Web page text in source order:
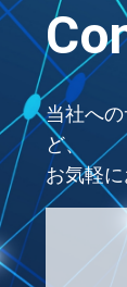
当社へ
ど、
お気軽に